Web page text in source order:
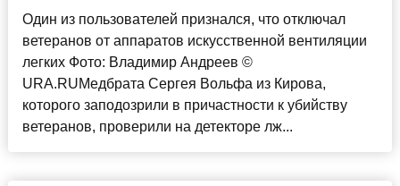
Один из пользователей признался, что отключал
ветеранов от аппаратов искусственной вентиляции
легких Фото: Владимир Андреев ©
URA.RUМедбрата Сергея Вольфа из Кирова,
которого заподозрили в причастности к убийству
ветеранов, проверили на детекторе лж...